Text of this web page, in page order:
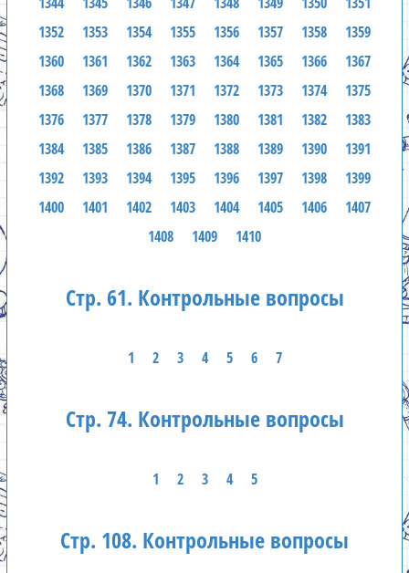
1352
1353 1354 1355 1356 1357 1358
1359
1360
1361 1362 1363 1364 1365 1366
1367
1368
1369 1370 1371 1372 1373 1374
1375
1376
1377 1378 1379 1380 1381 1382
1383
1384
1385 1386 1387 1388 1389 1390
1391
1392
1393 1394 1395 1396 1397 1398
1399
1400
1401 1402 1403 1404 1405 1406
1407
1408
1409 1410
Стр. 61. Контрольные вопросы
1 2 3 4 5 6 7
Стр. 74. Контрольные вопросы
1 2 3 4 5
Стр. 108. Контрольные вопросы